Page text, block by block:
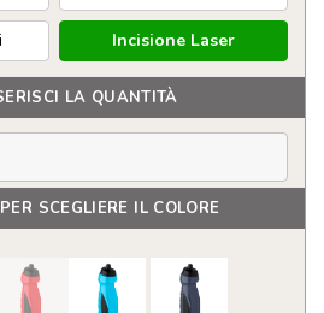
Incisione Laser
LA QUANTITÀ
SCEGLIERE IL COLORE